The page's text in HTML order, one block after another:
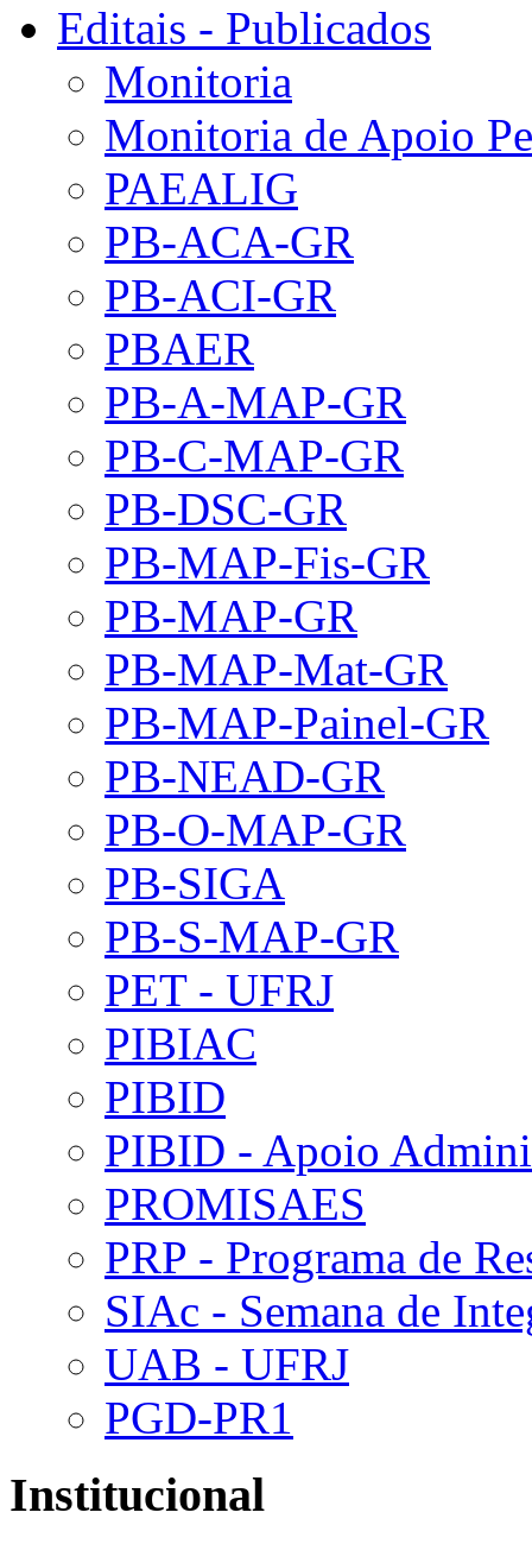
Editais - Publicados
Monitoria
Monitoria de Apoio
PAEALIG
PB-ACA-GR
PB-ACI-GR
PBAER
PB-A-MAP-GR
PB-C-MAP-GR
PB-DSC-GR
PB-MAP-Fis-GR
PB-MAP-GR
PB-MAP-Mat-GR
PB-MAP-Painel-GR
PB-NEAD-GR
PB-O-MAP-GR
PB-SIGA
PB-S-MAP-GR
PET - UFRJ
PIBIAC
PIBID
PIBID - Apoio
PROMISAES
PRP - Programa de
SIAc - Semana de
UAB - UFRJ
PGD-PR1
Institucional